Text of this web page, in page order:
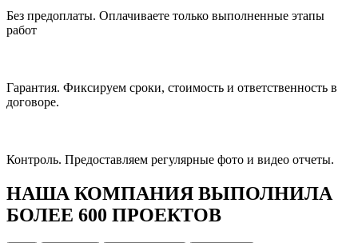
Без предоплаты. Оплачиваете только выполненные этапы
работ
Гарантия. Фиксируем сроки, стоимость и ответственность в
договоре.
Контроль. Предоставляем регулярные фото и видео отчеты.
НАША КОМПАНИЯ ВЫПОЛНИЛА
БОЛЕЕ 600 ПРОЕКТОВ